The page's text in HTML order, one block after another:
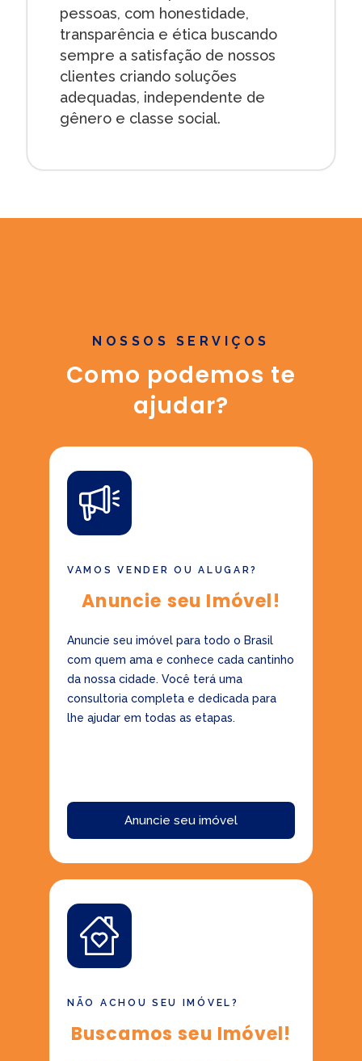
pessoas, com honestidade,
transparência e ética buscando
sempre a satisfação de nossos
clientes criando soluções
adequadas, independente de
gênero e classe social.
NOSSOS SERVIÇOS
Como podemos te
ajudar?
VAMOS VENDER OU ALUGAR?
Anuncie seu Imóvel!
Anuncie seu imóvel para todo o Brasil
com quem ama e conhece cada cantinho
da nossa cidade. Você terá uma
consultoria completa e dedicada para
lhe ajudar em todas as etapas.
Anuncie seu imóvel
NÃO ACHOU SEU IMÓVEL?
Buscamos seu Imóvel!